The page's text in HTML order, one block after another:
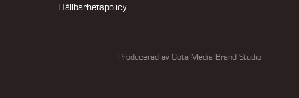
Hållbarhetspolicy
Producerad av Gota Media Brand Studio